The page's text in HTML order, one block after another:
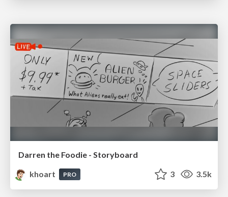
Darren the Foodie - Storyboard
khoart
PRO 3 3.5k